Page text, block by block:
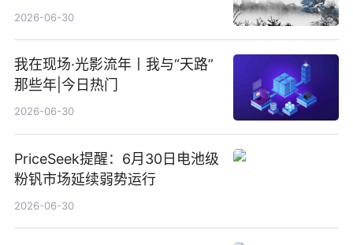
2026-06-30
我在现场·光影流年丨我与“天路”
那些年|今日热门
2026-06-30
PriceSeek提醒：6月30日电池级
粉钒市场延续弱势运行
2026-06-30